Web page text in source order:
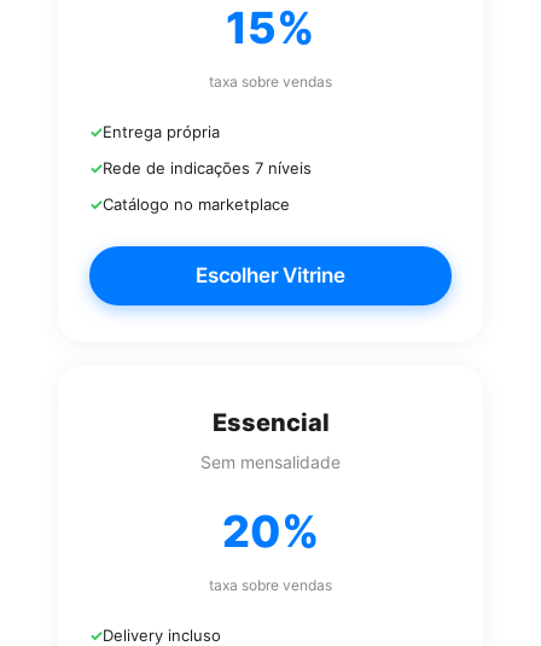
15%
taxa sobre vendas
Entrega própria
Rede de indicações 7 níveis
Catálogo no marketplace
Escolher Vitrine
Essencial
Sem mensalidade
20%
taxa sobre vendas
Delivery incluso